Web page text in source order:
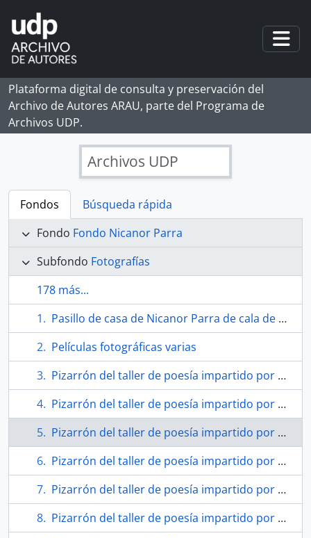
Skip to main content
Plataforma digital de consulta y preservación del
Archivo de Autores ARAU, parte del Programa de
Archivos UDP.
Archivos UDP
Fondos
Búsqueda rápida
Fondo Fondo Nicanor Parra
Subfondo Fotografías
178 más...
Pasillo de casa de Nicanor Parra de cala de La Reina
Películas fotográficas varias
Pizarrón del taller de poesía impartido por Nicanor Parra en la Universidad de Chile
Pizarrón del taller de poesía impartido por Nicanor Parra en la Universidad de Chile
Pizarrón del taller de poesía impartido por Nicanor Parra en la Universidad de Chile
Pizarrón del taller de poesía impartido por Nicanor Parra en la Universidad de Chile
Pizarrón del taller de poesía impartido por Nicanor Parra en la Universidad de Chile
Pizarrón del taller de poesía impartido por Nicanor Parra en la Universidad de Chile